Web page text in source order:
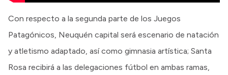
Con respecto a la segunda parte de los Juegos
Patagónicos, Neuquén capital será escenario de natación
y atletismo adaptado, así como gimnasia artística; Santa
Rosa recibirá a las delegaciones fútbol en ambas ramas,